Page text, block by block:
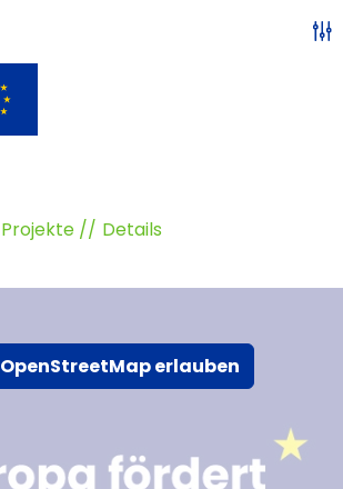
Projekte Details
OpenStreetMap erlauben